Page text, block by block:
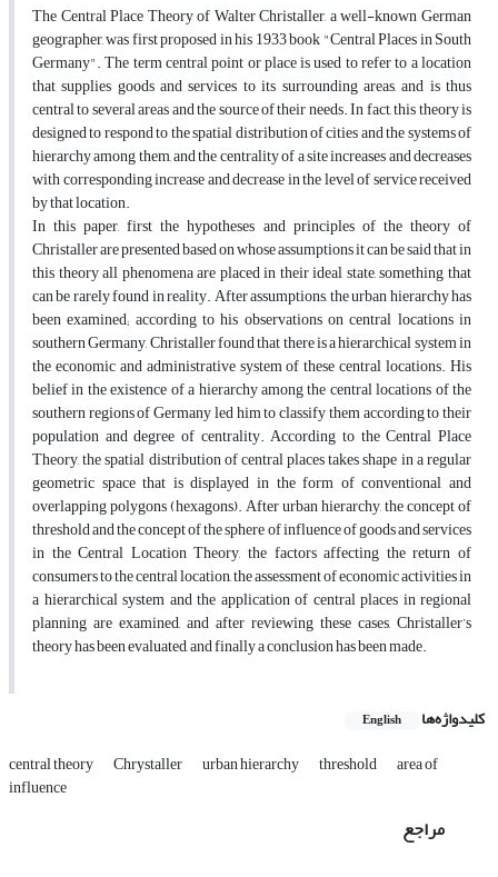
The Central Place Theory of Walter Christaller, a well-known German
geographer, was first proposed in his 1933 book "Central Places in South
Germany". The term central point or place is used to refer to a location
that supplies goods and services to its surrounding areas, and is thus
central to several areas and the source of their needs. In fact, this theory is
designed to respond to the spatial distribution of cities and the systems of
hierarchy among them, and the centrality of a site increases and decreases
with corresponding increase and decrease in the level of service received
by that location.
In this paper, first the hypotheses and principles of the theory of
Christaller are presented based on whose assumptions it can be said that in
this theory all phenomena are placed in their ideal state, something that
can be rarely found in reality. After assumptions, the urban hierarchy has
been examined; according to his observations on central locations in
southern Germany, Christaller found that there is a hierarchical system in
the economic and administrative system of these central locations. His
belief in the existence of a hierarchy among the central locations of the
southern regions of Germany led him to classify them according to their
population and degree of centrality. According to the Central Place
Theory, the spatial distribution of central places takes shape in a regular
geometric space that is displayed in the form of conventional and
overlapping polygons (hexagons). After urban hierarchy, the concept of
threshold and the concept of the sphere of influence of goods and services
in the Central Location Theory, the factors affecting the return of
consumers to the central location, the assessment of economic activities in
a hierarchical system and the application of central places in regional
planning are examined, and after reviewing these cases, Christaller’s
theory has been evaluated, and finally a conclusion has been made.
کلیدواژه‌ها English
central theory Chrystaller urban hierarchy threshold area of
influence
مراجع